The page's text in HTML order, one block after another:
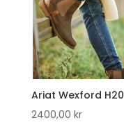
Ariat Wexford H20
2400,00 kr